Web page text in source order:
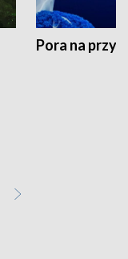
Pora na